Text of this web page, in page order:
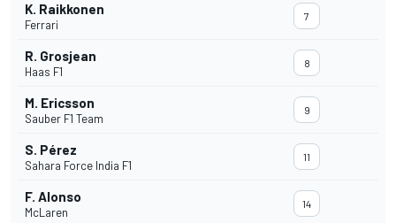
K. Raikkonen
Ferrari
7
R. Grosjean
Haas F1
8
M. Ericsson
Sauber F1 Team
9
S. Pérez
Sahara Force India F1
11
F. Alonso
McLaren
14